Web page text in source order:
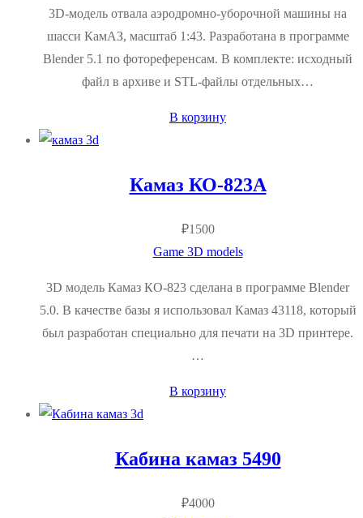
3D‑модель отвала аэродромно‑уборочной машины на
шасси КамАЗ, масштаб 1:43. Разработана в программе
Blender 5.1 по фотореференсам. В комплекте: исходный
файл в архиве и STL‑файлы отдельных…
В корзину
Камаз КО-823А
₽1500
Game 3D models
3D модель Камаз КО-823 сделана в программе Blender
5.0. В качестве базы я использовал Камаз 43118, который
был разработан специально для печати на 3D принтере.
…
В корзину
Кабина камаз 5490
₽4000